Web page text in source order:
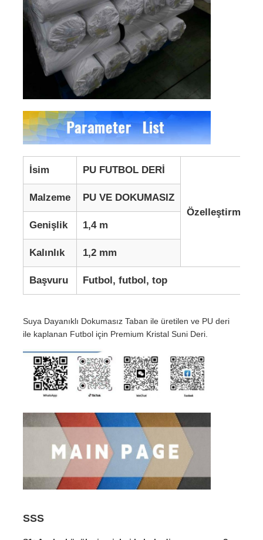
İsim PU FUTBOL DERİ
Özelleştirme
Malzeme PU VE DOKUMASIZ
Genişlik 1,4 m
Kalınlık 1,2 mm
Başvuru Futbol, ​​futbol, ​​top
Suya Dayanıklı Dokumasız Taban ile üretilen ve PU deri
ile kaplanan Futbol için Premium Kristal Suni Deri.
SSS